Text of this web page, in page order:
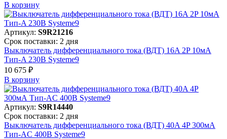
В корзинy
Артикул: S9R21216
Срок поставки: 2 дня
Выключатель дифференциального тока (ВДТ) 16A 2P 10мА
Тип-A 230В Systeme9
10 675 ₽
В корзинy
Артикул: S9R14440
Срок поставки: 2 дня
Выключатель дифференциального тока (ВДТ) 40A 4P 300мА
Тип-AC 400В Systeme9